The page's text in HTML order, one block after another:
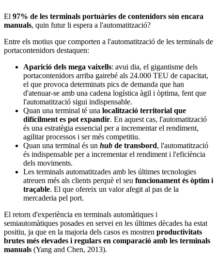
El 97% de les terminals portuàries de contenidors són encara
manuals, quin futur li espera a l'automatització?
Entre els motius que comporten a l'automatització de les terminals de
portacontenidors destaquen:
Aparició dels mega vaixells: avui dia, el gigantisme dels
portacontenidors arriba gairebé als 24.000 TEU de capacitat,
el que provoca determinats pics de demanda que han
d'atenuar-se amb una cadena logística àgil i òptima, fent que
l'automatització sigui indispensable.
Quan una terminal té una localització territorial que
difícilment es pot expandir. En aquest cas, l'automatització
és una estratègia essencial per a incrementar el rendiment,
agilitar processos i ser més competitiu.
Quan una terminal és un hub de transbord, l'automatització
és indispensable per a incrementar el rendiment i l'eficiència
dels moviments.
Les terminals automatitzades amb les últimes tecnologies
atreuen més als clients perquè el seu funcionament és òptim i
traçable. El que ofereix un valor afegit al pas de la
mercaderia pel port.
El retorn d'experiència en terminals automàtiques i
semiautomàtiques posades en servei en les últimes dècades ha estat
positiu, ja que en la majoria dels casos es mostren productivitats
brutes més elevades i regulars en comparació amb les terminals
manuals (Yang and Chen, 2013).